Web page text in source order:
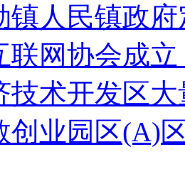
镇人民镇政
联网协会成
技术开发区大
创业园区(A)